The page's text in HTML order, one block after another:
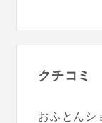
クチコミ
おふとんシ